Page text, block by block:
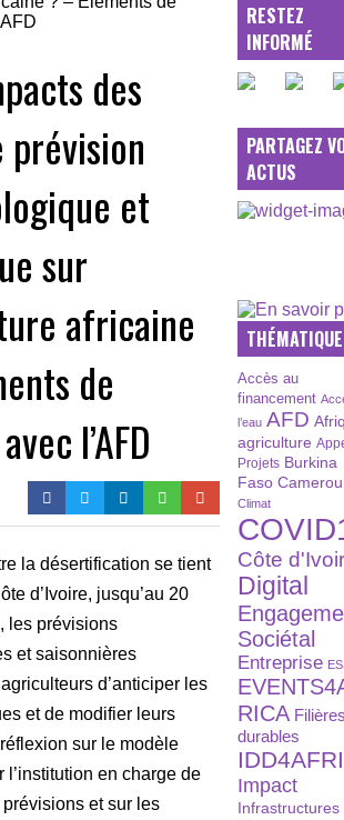
des
et
sur
africaine
de
l’AFD
la désertification se tient
d’Ivoire, jusqu’au 20
les prévisions
et saisonnières
d’anticiper les
et de modifier leurs
sur le modèle
l’institution en charge de
prévisions et sur les
RESTEZ
INFORMÉ
PARTAGEZ
ACTUS
Accès au
financement
l’eau AFD
agriculture
Projets Burkina
Faso
Climat
Côte
Digital
Sociétal
Entreprise
RICA
durables
Impact
Infrastructures